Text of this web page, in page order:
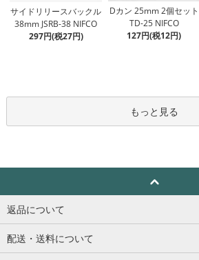
サイドリリースバックル
38mm JSRB-38 NIFCO
297円(税27円)
Dカン 25mm 2個セット
TD-25 NIFCO
127円(税12円)
もっと見る
返品について
配送・送料について